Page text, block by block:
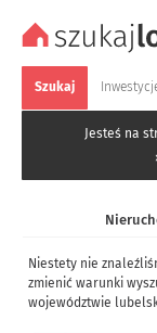
Szukaj
Jesteś na
Niestety nie
zmienić warunki
województwie